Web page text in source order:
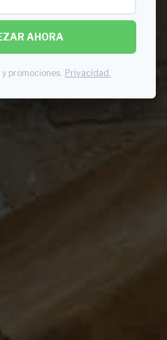
AHORA
promociones. Privacidad.